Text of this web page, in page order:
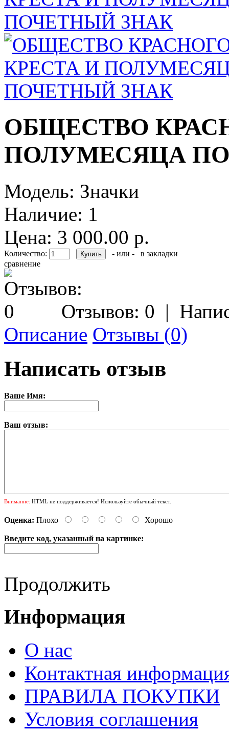
ОБЩЕСТВО
ПОЛУМЕСЯЦА
Модель: Значки
Наличие: 1
Цена: 3 000.00 р.
Количество: - или -
в закладки
сравнение
Отзывов: 0 |
Описание Отзывы (0)
Написать отзыв
Ваше Имя:
Ваш отзыв:
Внимание: HTML не поддерживается! Используйте обычный текст.
Оценка: Плохо Хорошо
Введите код, указанный на картинке:
Продолжить
Информация
О нас
Контактная
ПРАВИЛА ПОКУПКИ
Условия соглашения